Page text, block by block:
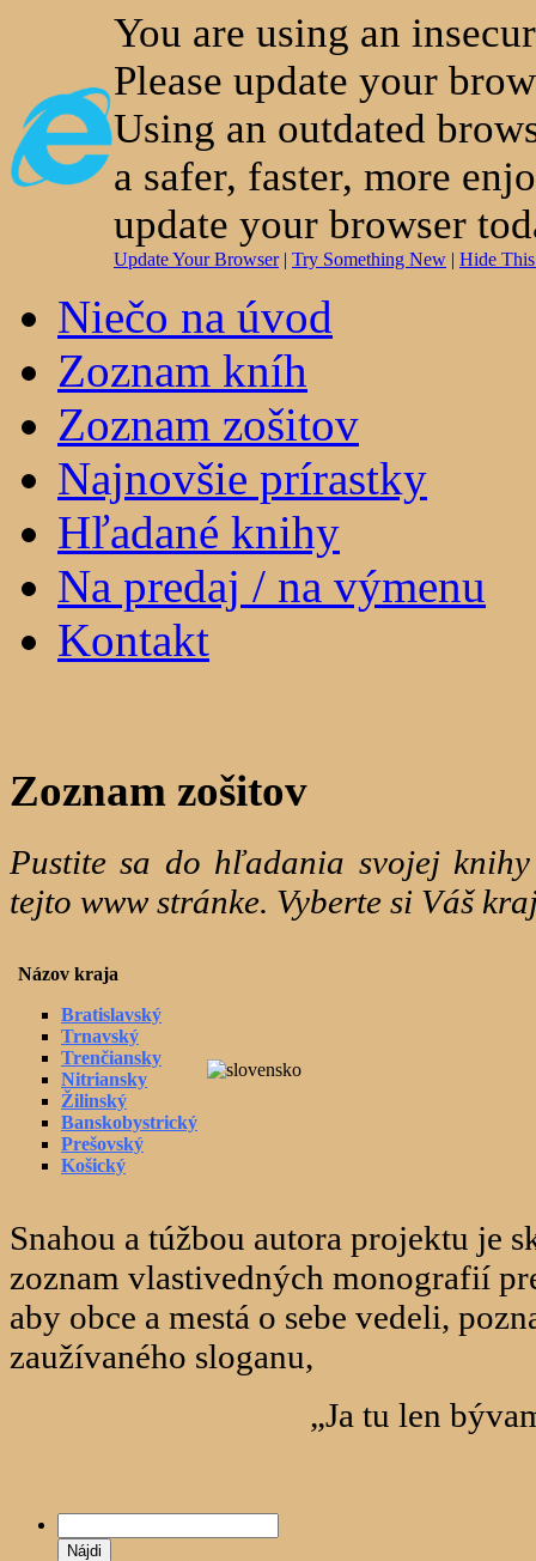
You are using an
Please update your
Using an outdated
a safer, faster, more
update your browser
Update Your Browser| Try Something New | Hide
Niečo na úvod
Zoznam kníh
Zoznam zošitov
Najnovšie prírastky
Hľadané knihy
Na predaj / na výmenu
Kontakt
Zoznam zošitov
Pustite sa do hľadania svojej
tejto www stránke. Vyberte si Váš
Názov kraja
Bratislavský
Trnavský
Trenčiansky
Nitriansky
Žilinský
Banskobystrický
Prešovský
Košický
Snahou a túžbou autora projektu je
zoznam vlastivedných monografií
aby obce a mestá o sebe vedeli,
zaužívaného sloganu,
„Ja tu len